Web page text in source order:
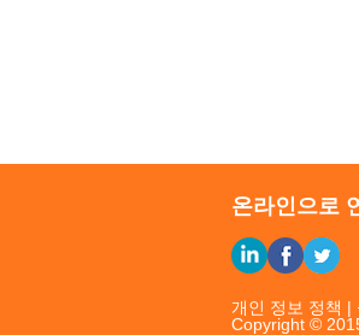
온라인으로
개인 정보 정책 |
Copyright ©